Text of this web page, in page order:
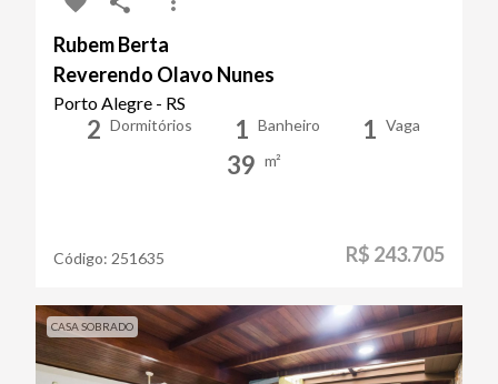
Rubem Berta
Reverendo Olavo Nunes
Porto Alegre - RS
2 Dormitórios 1 Banheiro 1 Vaga
39 m²
Código: 251635 R$ 243.705
CASA SOBRADO